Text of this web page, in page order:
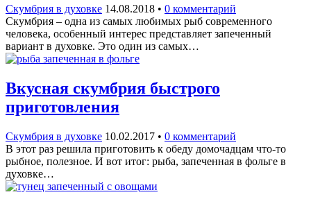
Скумбрия в духовке 14.08.2018 • 0 комментарий
Скумбрия – одна из самых любимых рыб современного
человека, особенный интерес представляет запеченный
вариант в духовке. Это один из самых…
Вкусная скумбрия быстрого
приготовления
Скумбрия в духовке 10.02.2017 • 0 комментарий
В этот раз решила приготовить к обеду домочадцам что-то
рыбное, полезное. И вот итог: рыба, запеченная в фольге в
духовке…